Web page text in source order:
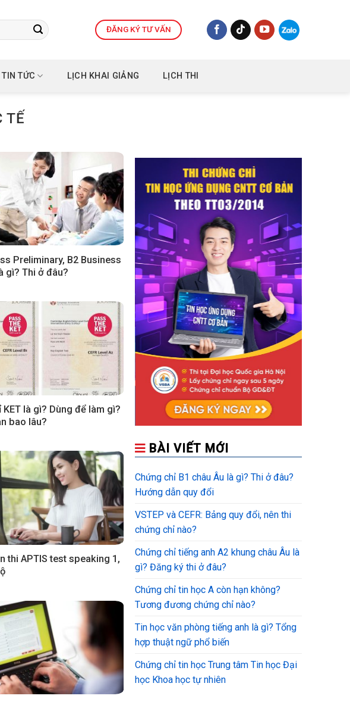
ĐĂNG KÝ TƯ VẤN
TIN TỨC LỊCH KHAI GIẢNG LỊCH THI
TẾ
Preliminary, B2 Business
gì? Thi ở đâu?
KET là gì? Dùng để làm gì?
bao lâu?
thi APTIS test speaking 1,
BÀI VIẾT MỚI
Chứng chỉ B1 châu Âu là gì? Thi ở đâu?
Hướng dẫn quy đổi
VSTEP và CEFR: Bảng quy đổi, nên thi
chứng chỉ nào?
Chứng chỉ tiếng anh A2 khung châu Âu là
gì? Đăng ký thi ở đâu?
Chứng chỉ tin học A còn hạn không?
Tương đương chứng chỉ nào?
Tin học văn phòng tiếng anh là gì? Tổng
hợp thuật ngữ phổ biến
Chứng chỉ tin học Trung tâm Tin học Đại
học Khoa học tự nhiên